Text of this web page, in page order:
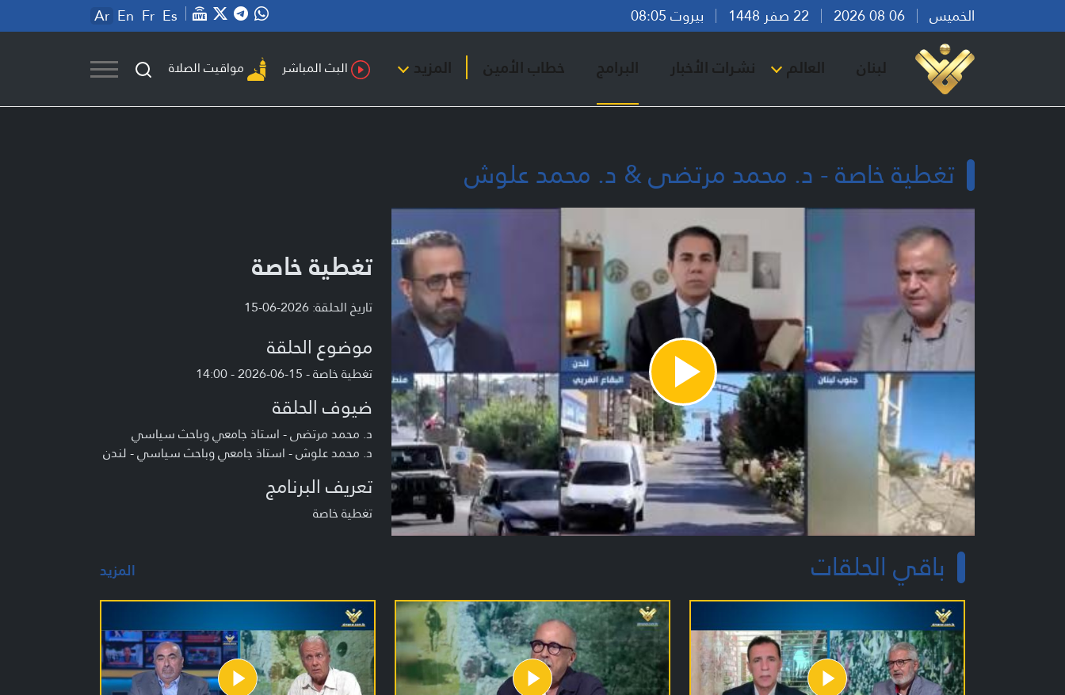
الخميس بيروت 08:05 Ar En Fr Es
لبنان العالم نشرات الأخبار البرامج خطاب الأمين المزيد البث المباشر مواقيت الصلاة
تغطية خاصة - د. محمد مرتضى & د. محمد علوش
Play
Video
تغطية خاصة
تاريخ الحلقة: 2026-06-15
موضوع الحلقة
تغطية خاصة - 15-06-2026 - 14:00
ضيوف الحلقة
د. محمد مرتضى - استاذ جامعي وباحث سياسي
د. محمد علوش - استاذ جامعي وباحث سياسي - لندن
تعريف البرنامج
تغطية خاصة
باقي الحلقات المزيد